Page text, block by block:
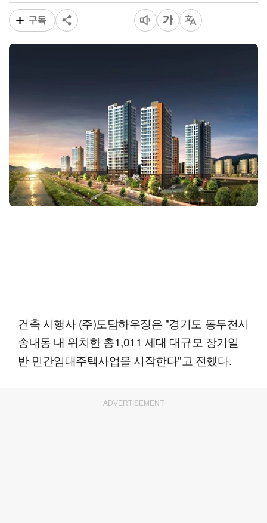
구독
건축 시행사 (주)도담하우징은 "경기도 동두천시
송내동 내 위치한 총1,011 세대 대규모 장기일
반 민간임대주택사업을 시작한다"고 전했다.
ADVERTISEMENT